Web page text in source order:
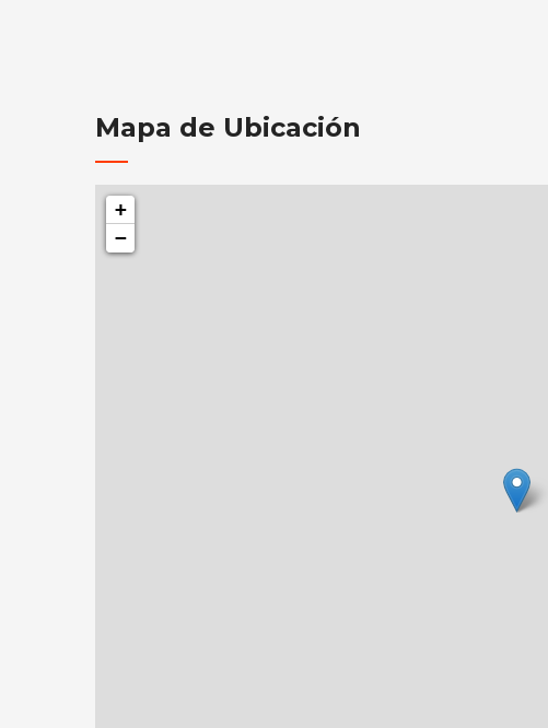
Mapa de Ubicación
+
−